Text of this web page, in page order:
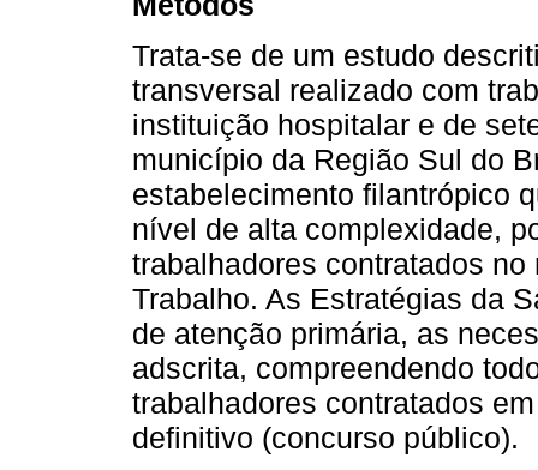
Trata-se de um estudo
transversal realizado com
instituição hospitalar e de
município da Região Sul do
estabelecimento filantrópico
nível de alta complexidade,
trabalhadores contratados
Trabalho. As Estratégias da
de atenção primária, as
adscrita, compreendendo
trabalhadores contratados
definitivo (concurso público).